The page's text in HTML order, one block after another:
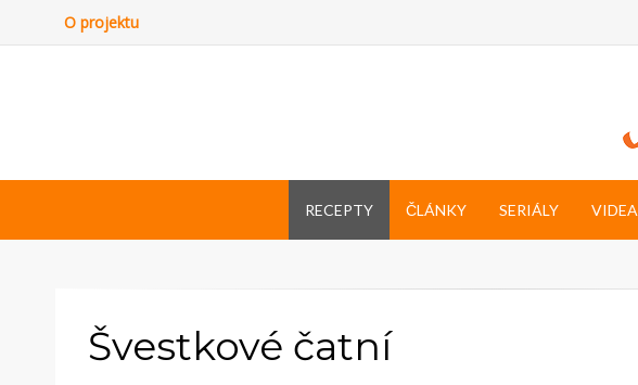
O projektu
RECEPTY ČLÁNKY SERIÁLY VIDEA
Švestkové čatní